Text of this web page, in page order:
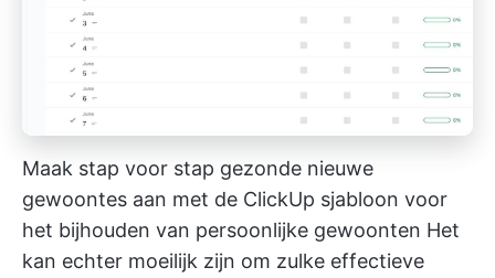
Maak stap voor stap gezonde nieuwe
gewoontes aan met de ClickUp sjabloon voor
het bijhouden van persoonlijke gewoonten Het
kan echter moeilijk zijn om zulke effectieve